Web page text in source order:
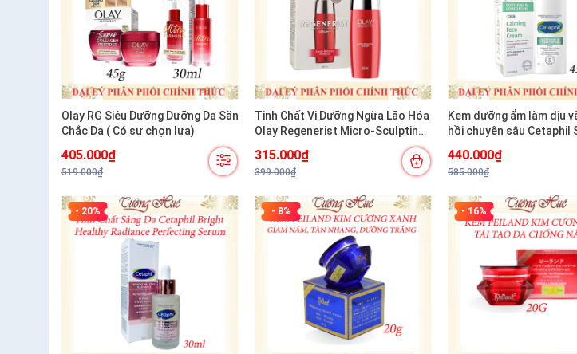
Olay RG Siêu Dưỡng Dưỡng Da Săn
Chắc Da ( Có sự chọn lựa)
405.000₫
519.000₫
Tinh Chất Vi Dưỡng Ngừa Lão Hóa
Olay Regenerist Micro-Sculpting
315.000₫
399.000₫
Kem dưỡng ẩm làm dịu
hồi chuyên sâu Cetaphil
Face Cream 45ml
440.000₫
585.000₫
- 20% - 8% - 16%